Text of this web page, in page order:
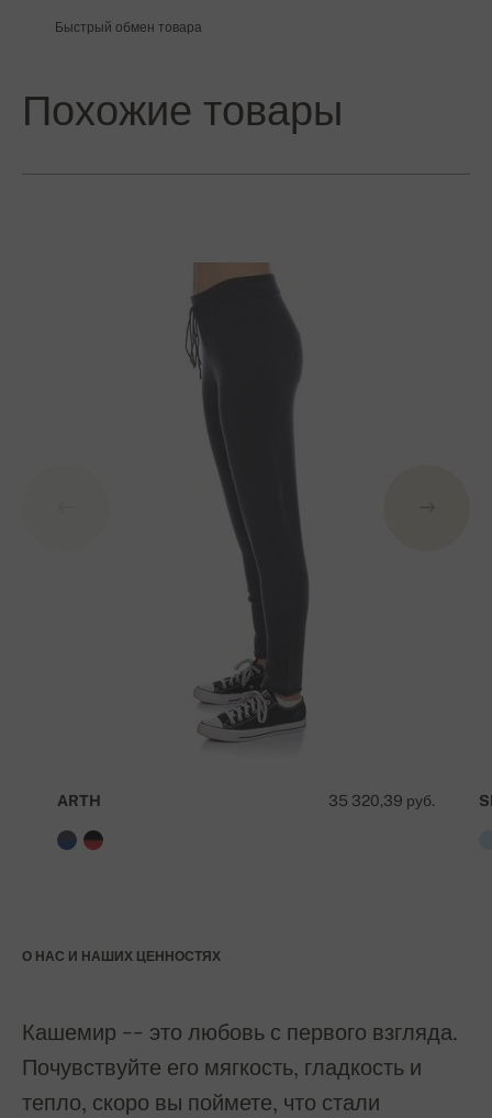
Быстрый обмен товара
Похожие товары
35 320,39 руб.
ARTH
О НАС И НАШИХ ЦЕННОСТЯХ
Кашемир -- это любовь с первого взгляда.
Почувствуйте его мягкость, гладкость и
тепло, скоро вы поймете, что стали